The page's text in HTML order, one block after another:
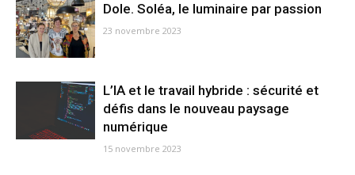
Dole. Soléa, le luminaire par passion
23 novembre 2023
L’IA et le travail hybride : sécurité et
défis dans le nouveau paysage
numérique
15 novembre 2023